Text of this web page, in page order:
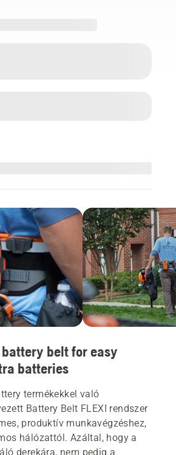
belt for easy
batteries
termékekkel való
Battery Belt FLEXI rendszer
produktív munkavégzéshez,
hálózattól. Azáltal, hogy a
derekára, nem pedig a